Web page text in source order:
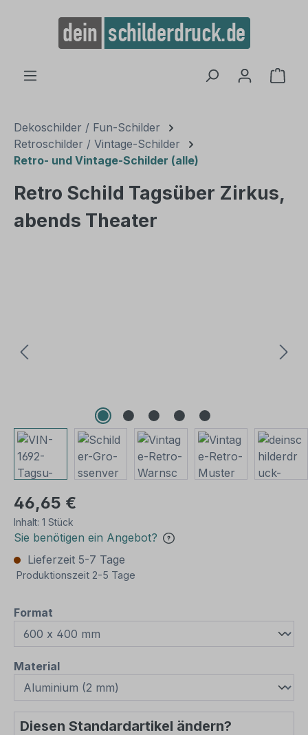
springen
Dekoschilder / Fun-Schilder
Retroschilder / Vintage-Schilder
Retro- und Vintage-Schilder (alle)
Retro Schild Tagsüber Zirkus,
abends Theater
46,65 €
Inhalt: 1 Stück
Sie benötigen ein Angebot?
Lieferzeit 5-7 Tage
Produktionszeit 2-5 Tage
Format
Materialauswählen
Diesen Standardartikel ändern?